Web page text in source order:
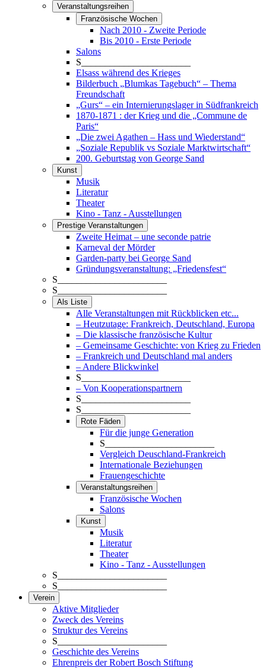
Veranstaltungsreihen
Französische Wochen
Nach 2010 - Zweite Periode
Bis 2010 - Erste Periode
Salons
S_______________________
Elsass während des Krieges
Bilderbuch „Blumkas Tagebuch“ – Thema
Freundschaft
„Gurs“ – ein Internierungslager in Südfrankreich
1870-1871 : der Krieg und die „Commune de
Paris“
„Die zwei Agathen – Hass und Wiederstand“
„Soziale Republik vs Soziale Marktwirtschaft“
200. Geburtstag von George Sand
Kunst
Musik
Literatur
Theater
Kino - Tanz - Ausstellungen
Prestige Veranstaltungen
Zweite Heimat – une seconde patrie
Karneval der Mörder
Garden-party bei George Sand
Gründungsveranstaltung: „Friedensfest“
S_______________________
S_______________________
Als Liste
Alle Veranstaltungen mit Rückblicken etc...
– Heutzutage: Frankreich, Deutschland, Europa
– Die klassische französische Kultur
– Gemeinsame Geschichte: von Krieg zu Frieden
– Frankreich und Deutschland mal anders
– Andere Blickwinkel
S_______________________
– Von Kooperationspartnern
S_______________________
S_______________________
Rote Fäden
Für die junge Generation
S_______________________
Vergleich Deuschland-Frankreich
Internationale Beziehungen
Frauengeschichte
Veranstaltungsreihen
Französische Wochen
Salons
Kunst
Musik
Literatur
Theater
Kino - Tanz - Ausstellungen
S_______________________
S_______________________
Verein
Aktive Mitglieder
Zweck des Vereins
Struktur des Vereins
S_______________________
Geschichte des Vereins
Ehrenpreis der Robert Bosch Stiftung